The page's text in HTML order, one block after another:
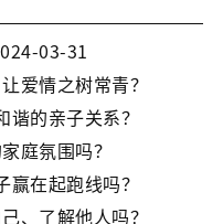
03-31
爱情之树常青？
的亲子关系？
庭氛围吗？
在起跑线吗？
、了解他人吗？